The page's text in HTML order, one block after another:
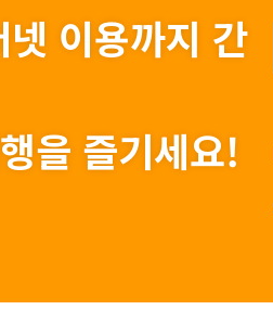
이용까지 간
을 즐기세요!